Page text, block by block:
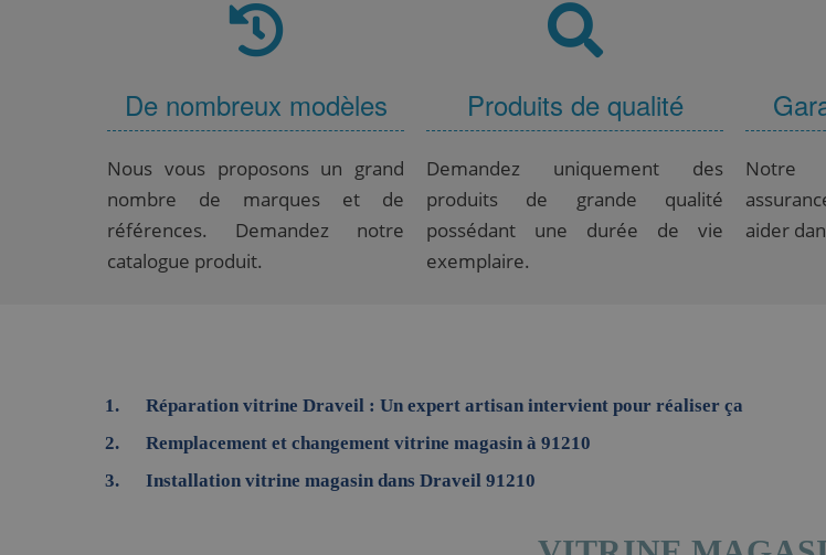
De nombreux modèles
Nous vous proposons un grand
nombre de marques et de
références. Demandez notre
catalogue produit.
Produits de qualité
Demandez uniquement des
produits de grande qualité
possédant une durée de vie
exemplaire.
Notre
aider
Réparation vitrine Draveil : Un expert artisan intervient pour réaliser ça
Remplacement et changement vitrine magasin à 91210
Installation vitrine magasin dans Draveil 91210